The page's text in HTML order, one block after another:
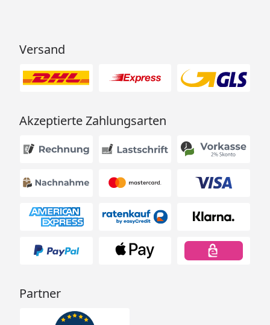
Versand
Akzeptierte Zahlungsarten
Partner